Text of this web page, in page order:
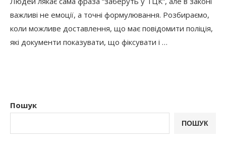
важливі не емоції, а точні формулювання. Розбираємо,
коли можливе доставлення, що має повідомити поліція,
які документи показувати, що фіксувати і …
Пошук
ПОШУК